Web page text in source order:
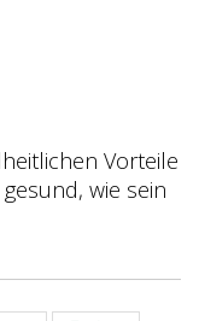
Vorteile
wie sein